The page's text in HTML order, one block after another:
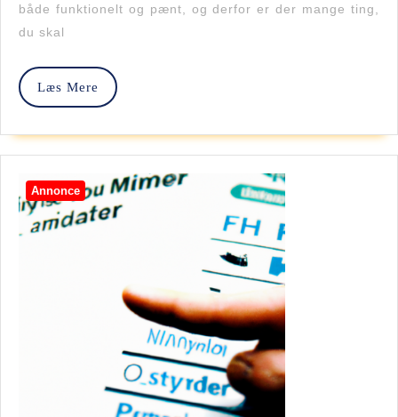
Finde
både funktionelt og pænt, og derfor er der mange ting,
du skal
Læs Mere
Læs
Annonce